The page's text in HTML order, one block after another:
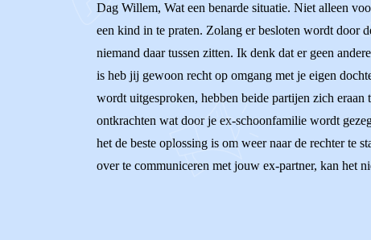
Dag Willem, Wat een benarde situatie. Niet alleen
een kind in te praten. Zolang er besloten wordt door
niemand daar tussen zitten. Ik denk dat er geen
is heb jij gewoon recht op omgang met je eigen
wordt uitgesproken, hebben beide partijen zich
ontkrachten wat door je ex-schoonfamilie wordt
het de beste oplossing is om weer naar de rechter te
over te communiceren met jouw ex-partner, kan het